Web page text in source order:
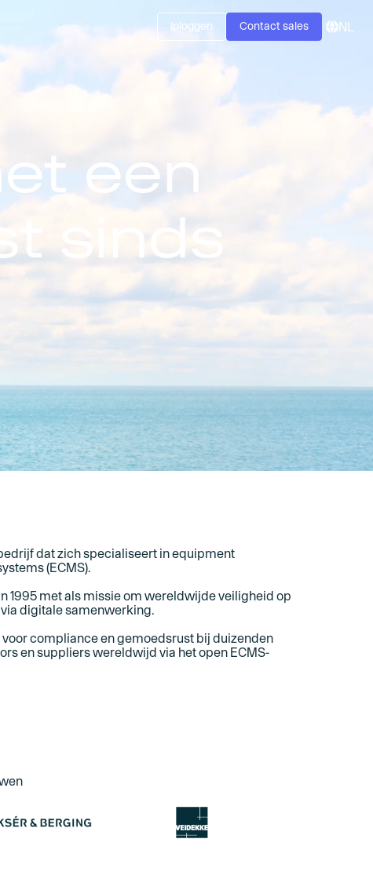
Inloggen Contact sales NL
een
sinds
dat zich specialiseert in equipment
(ECMS).
1995 met als missie om wereldwijde veiligheid op
digitale samenwerking.
compliance en gemoedsrust bij duizenden
en suppliers wereldwijd via het open ECMS-